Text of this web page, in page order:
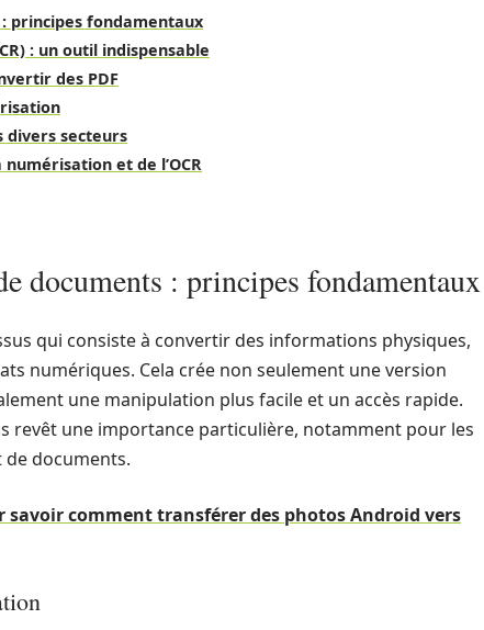
principes fondamentaux
: un outil indispensable
des PDF
divers secteurs
et de l’OCR
documents : principes fondamentaux
qui consiste à convertir des informations physiques,
numériques. Cela crée non seulement une version
une manipulation plus facile et un accès rapide.
revêt une importance particulière, notamment pour les
documents.
savoir comment transférer des photos Android vers